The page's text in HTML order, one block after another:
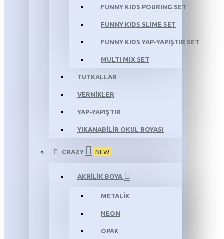
FUNNY KIDS POURING SET
FUNNY KIDS SLIME SET
FUNNY KIDS YAP-YAPIŞTIR SET
MULTI MIX SET
TUTKALLAR
VERNİKLER
YAP-YAPIŞTIR
YIKANABİLİR OKUL BOYASI
CRAZY NEW
AKRİLİK BOYA
METALİK
NEON
OPAK